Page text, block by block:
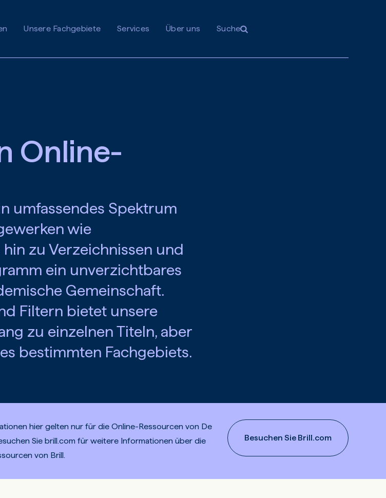
Unsere Fachgebiete Services Über uns Suche
Online-
umfassendes Spektrum
wie
zu Verzeichnissen und
ein unverzichtbares
Gemeinschaft.
Filtern bietet unsere
zu einzelnen Titeln, aber
bestimmten Fachgebiets.
hier gelten nur für die Online-Ressourcen von De
Sie brill.com für weitere Informationen über die
von Brill.
Besuchen Sie Brill.com